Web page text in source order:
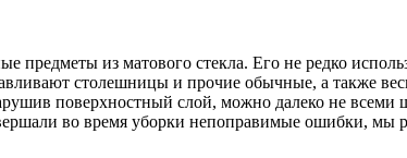
предметы из матового стекла. Его не редко
столешницы и прочие обычные, а также
поверхностный слой, можно далеко не
во время уборки непоправимые ошибки, мы